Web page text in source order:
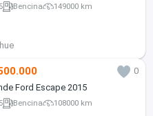
Bencina 149000 km
0
Ford Escape 2015
Bencina 108000 km